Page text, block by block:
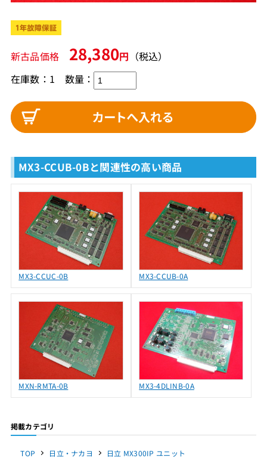
新古品価格 28,380円 （税込）
在庫数：1 数量：
MX3-CCUB-0Bと関連性の高い商品
MX3-CCUC-0B MX3-CCUB-0A
MXN-RMTA-0B MX3-4DLINB-0A
掲載カテゴリ
TOP 日立・ナカヨ 日立 MX300IP ユニット